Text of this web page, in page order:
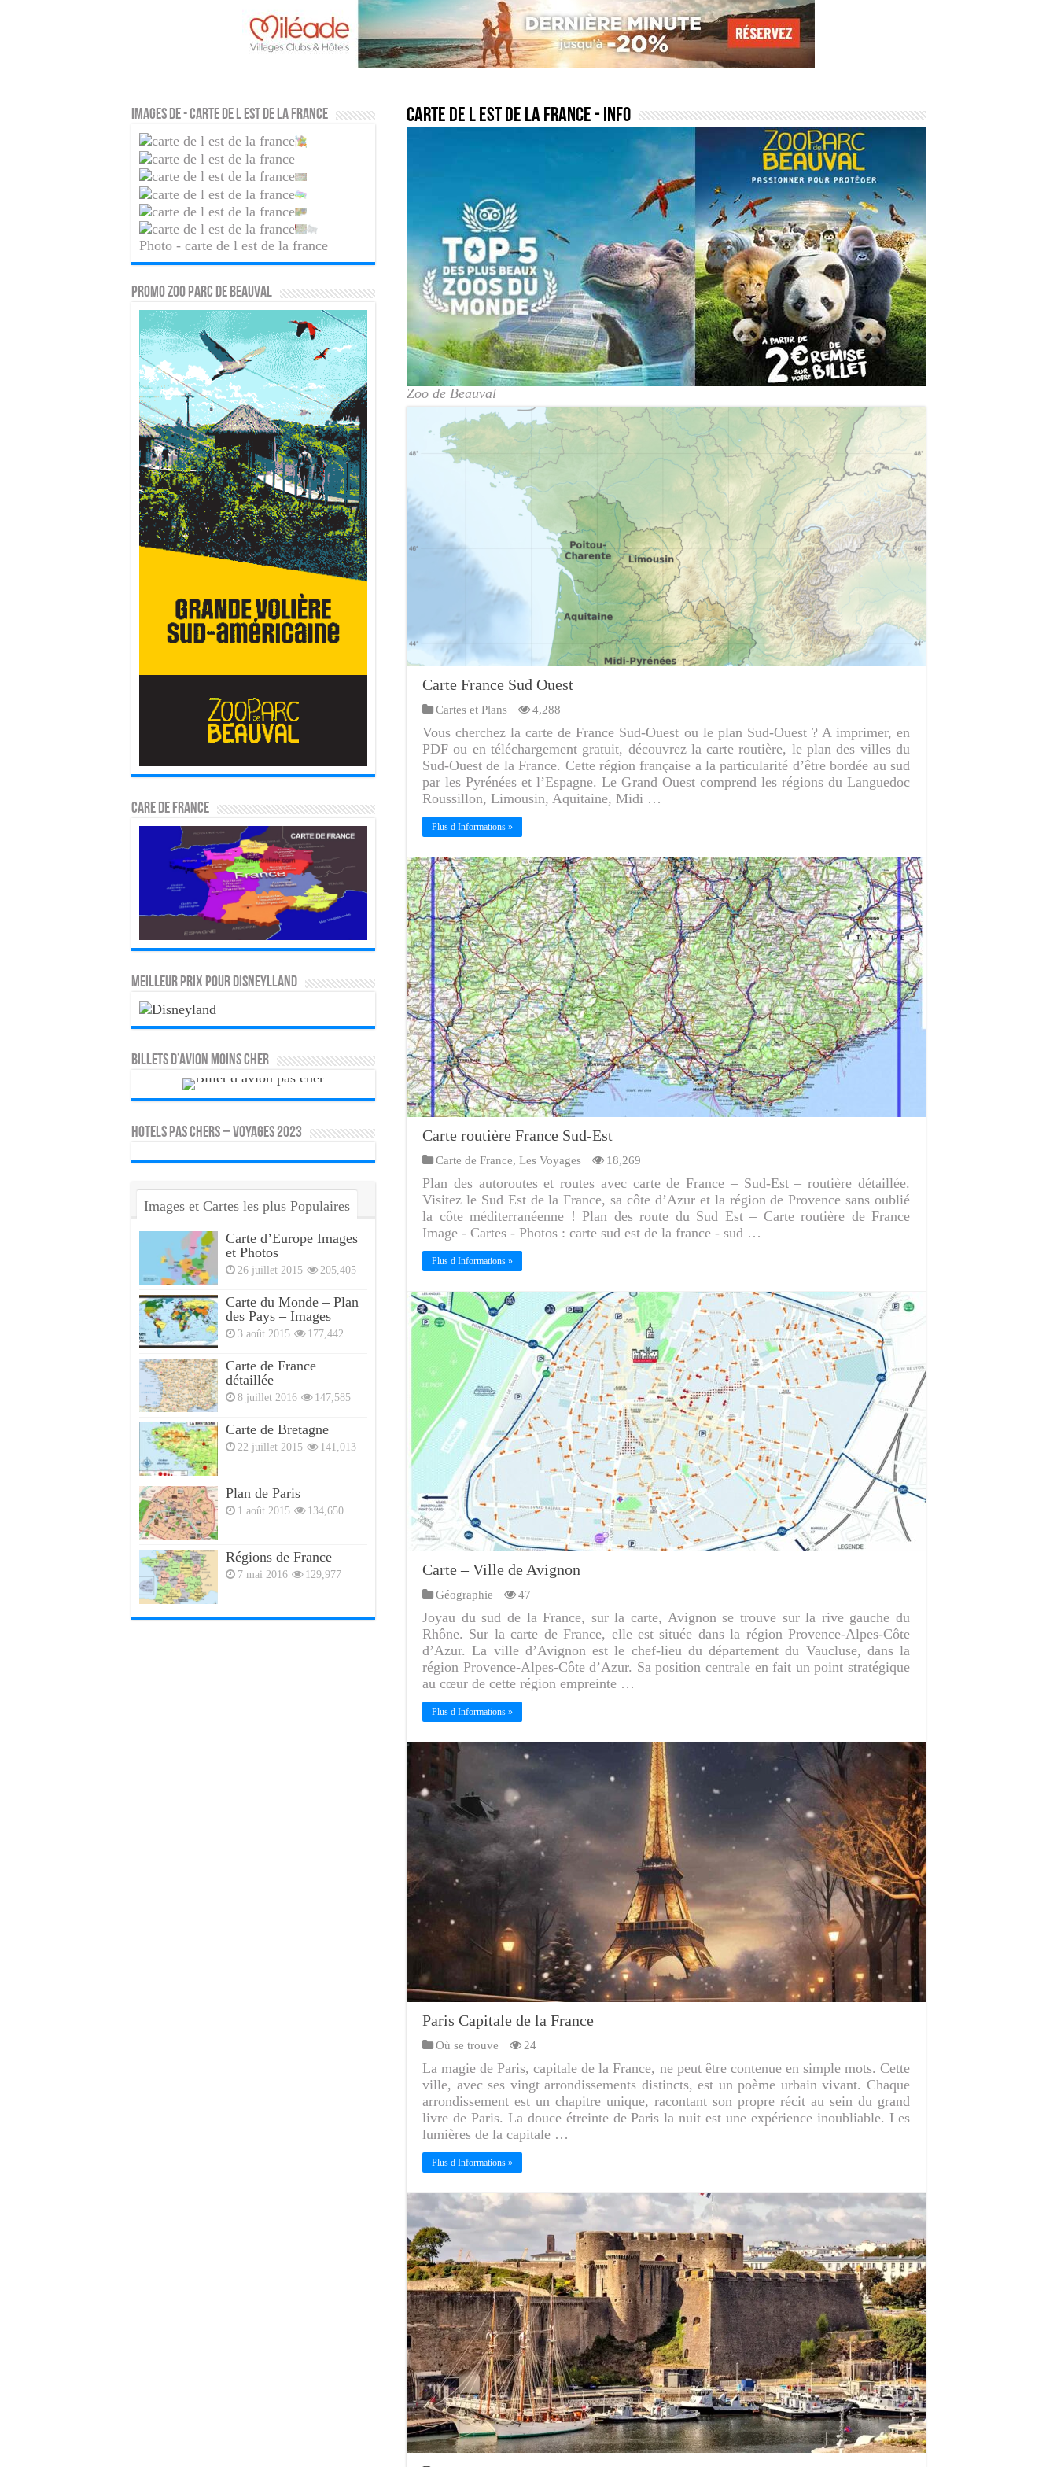
carte de l est de la france - Info
Zoo de Beauval
Carte France Sud Ouest
Cartes et Plans 4,288
Vous cherchez la carte de France Sud-Ouest ou le plan Sud-Ouest ? A imprimer, en
PDF ou en téléchargement gratuit, découvrez la carte routière, le plan des villes du
Sud-Ouest de la France. Cette région française a la particularité d’être bordée au sud
par les Pyrénées et l’Espagne. Le Grand Ouest comprend les régions du Languedoc
Roussillon, Limousin, Aquitaine, Midi …
Plus d Informations »
Carte routière France Sud-Est
Carte de France, Les Voyages 18,269
Plan des autoroutes et routes avec carte de France – Sud-Est – routière détaillée.
Visitez le Sud Est de la France, sa côte d’Azur et la région de Provence sans oublié
la côte méditerranéenne ! Plan des route du Sud Est – Carte routière de France
Image - Cartes - Photos : carte sud est de la france - sud …
Plus d Informations »
Carte – Ville de Avignon
Géographie 47
Joyau du sud de la France, sur la carte, Avignon se trouve sur la rive gauche du
Rhône. Sur la carte de France, elle est située dans la région Provence-Alpes-Côte
d’Azur. La ville d’Avignon est le chef-lieu du département du Vaucluse, dans la
région Provence-Alpes-Côte d’Azur. Sa position centrale en fait un point stratégique
au cœur de cette région empreinte …
Plus d Informations »
Paris Capitale de la France
Où se trouve 24
La magie de Paris, capitale de la France, ne peut être contenue en simple mots. Cette
ville, avec ses vingt arrondissements distincts, est un poème urbain vivant. Chaque
arrondissement est un chapitre unique, racontant son propre récit au sein du grand
livre de Paris. La douce étreinte de Paris la nuit est une expérience inoubliable. Les
lumières de la capitale …
Plus d Informations »
Images de - carte de l est de la france
Photo - carte de l est de la france
PROMO ZOO PARC DE BEAUVAL
CARE DE FRANCE
MEILLEUR PRIX POUR DISNEYLLAND
Billets d’avion moins cher
HOTELS PAS CHERS – VOYAGES 2023
Images et Cartes les plus Populaires
Carte d’Europe Images
et Photos
26 juillet 2015 205,405
Carte du Monde – Plan
des Pays – Images
3 août 2015 177,442
Carte de France
détaillée
8 juillet 2016 147,585
Carte de Bretagne
22 juillet 2015 141,013
Plan de Paris
1 août 2015 134,650
Régions de France
7 mai 2016 129,977